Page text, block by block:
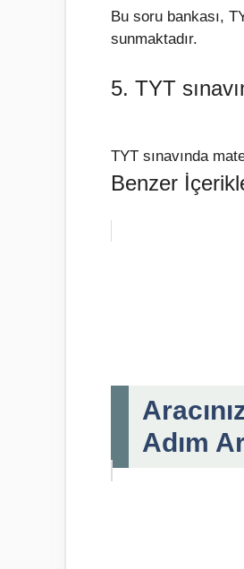
Bu soru bankası,
sunmaktadır.
5. TYT
TYT sınavında
Benzer
Adım